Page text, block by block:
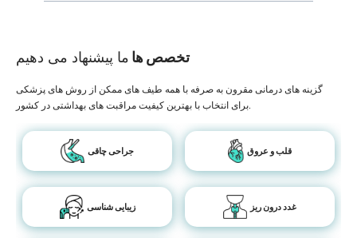
تخصص ها ما پیشنهاد می دهیم
گزینه های درمانی مقرون به صرفه با همه طیف های ممکن از روش های پزشکی
برای انتخاب با بهترین کیفیت مراقبت های بهداشتی در کشور.
جراحی چاقی قلب و عروق
زیبایی شناسی غدد درون ریز